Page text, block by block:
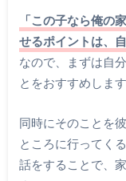
「この子なら俺の
せるポイントは、
なので、まずは自
とをおすすめします
同時にそのことを
ところに行ってく
話をすることで、